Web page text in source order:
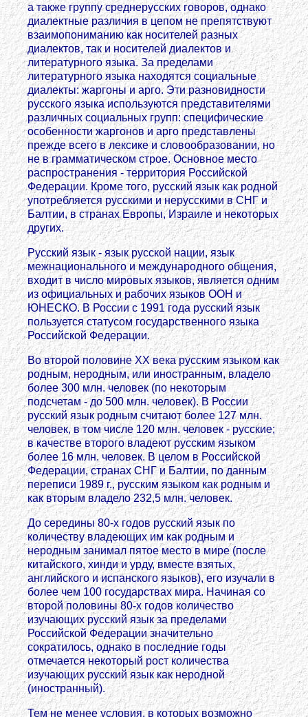
а также группу среднерусских говоров, однако
диалектные различия в цепом не препятствуют
взаимопониманию как носителей разных
диалектов, так и носителей диалектов и
литературного языка. За пределами
литературного языка находятся социальные
диалекты: жаргоны и арго. Эти разновидности
русского языка используются представителями
различных социальных групп: специфические
особенности жаргонов и арго представлены
прежде всего в лексике и словообразовании, но
не в грамматическом строе. Основное место
распространения - территория Российской
Федерации. Кроме того, русский язык как родной
употребляется русскими и нерусскими в СНГ и
Балтии, в странах Европы, Израиле и некоторых
других.
Русский язык - язык русской нации, язык
межнационального и международного общения,
входит в число мировых языков, является одним
из официальных и рабочих языков ООН и
ЮНЕСКО. В России с 1991 года русский язык
пользуется статусом государственного языка
Российской Федерации.
Во второй половине ХХ века русским языком как
родным, неродным, или иностранным, владело
более 300 млн. человек (по некоторым
подсчетам - до 500 млн. человек). В России
русский язык родным считают более 127 млн.
человек, в том числе 120 млн. человек - русские;
в качестве второго владеют русским языком
более 16 млн. человек. В целом в Российской
Федерации, странах СНГ и Балтии, по данным
переписи 1989 г., русским языком как родным и
как вторым владело 232,5 млн. человек.
До середины 80-х годов русский язык по
количеству владеющих им как родным и
неродным занимал пятое место в мире (после
китайского, хинди и урду, вместе взятых,
английского и испанского языков), его изучали в
более чем 100 государствах мира. Начиная со
второй половины 80-х годов количество
изучающих русский язык за пределами
Российской Федерации значительно
сократилось, однако в последние годы
отмечается некоторый рост количества
изучающих русский язык как неродной
(иностранный).
Тем не менее условия, в которых возможно